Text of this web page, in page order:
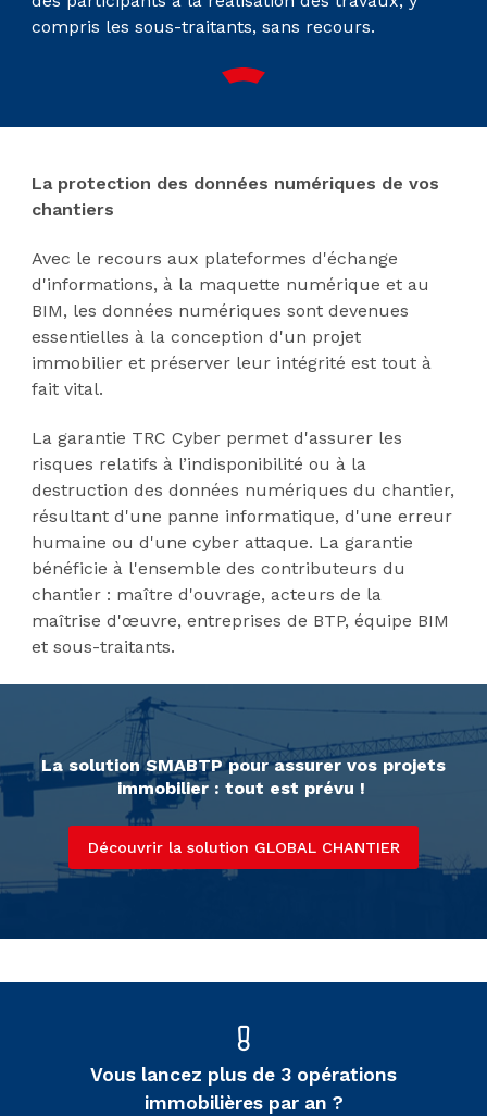
compris les sous-traitants, sans recours.
La protection des données numériques de vos
chantiers
Avec le recours aux plateformes d'échange
d'informations, à la maquette numérique et au
BIM, les données numériques sont devenues
essentielles à la conception d'un projet
immobilier et préserver leur intégrité est tout à
fait vital.
La garantie TRC Cyber permet d'assurer les
risques relatifs à l’indisponibilité ou à la
destruction des données numériques du chantier,
résultant d'une panne informatique, d'une erreur
humaine ou d'une cyber attaque. La garantie
bénéficie à l'ensemble des contributeurs du
chantier : maître d'ouvrage, acteurs de la
maîtrise d'œuvre, entreprises de BTP, équipe BIM
et sous-traitants.
La solution SMABTP pour assurer vos projets
immobilier : tout est prévu !
Découvrir la solution GLOBAL CHANTIER
Vous lancez plus de 3 opérations
immobilières par an ?